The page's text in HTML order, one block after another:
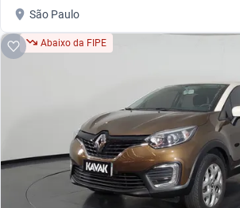
São Paulo
Abaixo da FIPE